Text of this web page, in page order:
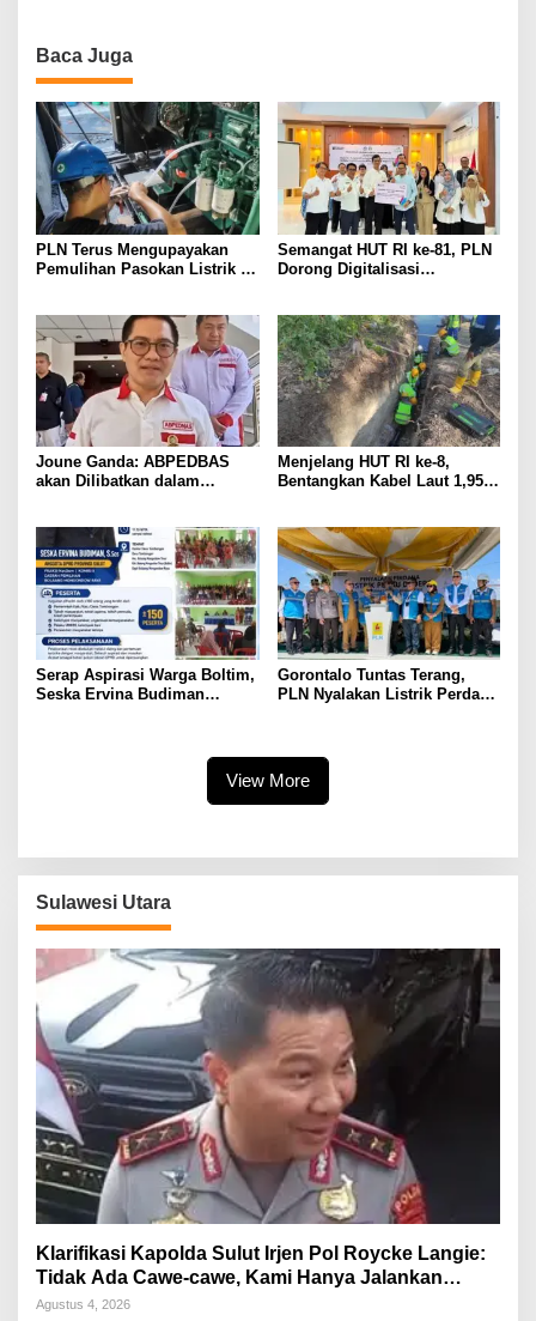
Baca Juga
PLN Terus Mengupayakan
Pemulihan Pasokan Listrik di
Semangat HUT RI ke-81, PLN
Dorong Digitalisasi
Joune Ganda: ABPEDBAS
akan Dilibatkan dalam
Menjelang HUT RI ke-8,
Bentangkan Kabel Laut 1,95
Tuntaskan 100 Persen Rasio
Desa Berlistrik Provinsi
Gorontalo
Serap Aspirasi Warga Boltim,
Seska Ervina Budiman
Gorontalo Tuntas Terang,
PLN Nyalakan Listrik Perdana
View More
Sulawesi Utara
Klarifikasi Kapolda Sulut Irjen Pol Roycke Langie:
Tidak Ada Cawe-cawe, Kami Hanya Jalankan
Perintah Undang-Undang
Agustus 4, 2026